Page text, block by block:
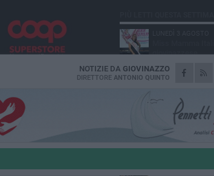
NOTIZIE DA GIOVINAZZO
DIRETTORE ANTONIO QUINTO
giovinazzese
MARTEDÌ 4 AGOSTO
Liquidi oleosi sul
VENERDÌ 31 LUGLIO
Al via domani
mito di Mina, la
e il ritmo del Salento
VENERDÌ 31 LUGLIO
"Officina
LUNEDÌ 3 AGOSTO